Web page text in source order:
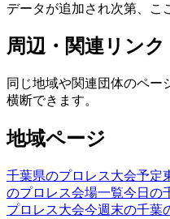
データが追加され次第、こ
周辺・関連リンク
同じ地域や関連団体のペー
横断できます。
地域ページ
千葉県のプロレス大会予定
のプロレス会場一覧今日の
プロレス大会今週末の千葉